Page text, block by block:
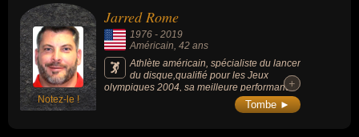
avoir été américain par exemple.
Notez-le !
Jarred Rome
1976 - 2019
Américain, 42 ans
Athlète américain, spécialiste du lancer
du disque,qualifié pour les Jeux
olympiques 2004, sa meilleure performance
est de 68,76 m (3e performance mondiale en
+
+
Tombe ►